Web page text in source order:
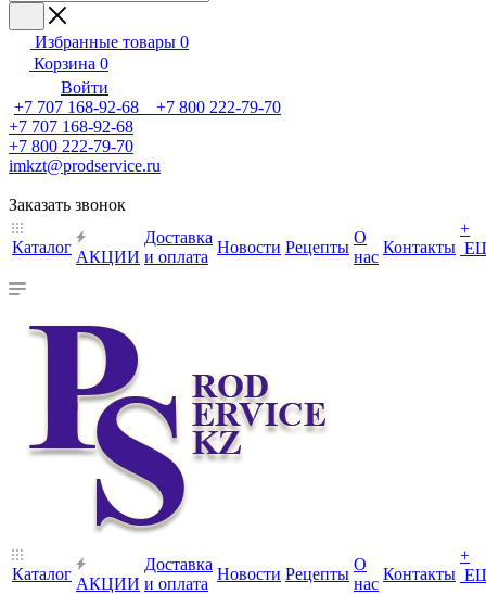
Избранные товары 0
Корзина 0
Войти
+7 707 168-92-68 +7 800 222-79-70
+7 707 168-92-68
+7 800 222-79-70
imkzt@prodservice.ru
Заказать звонок
Каталог
АКЦИИ
Доставка
и оплата
Новости Рецепты
О
нас
Контакты
+
Каталог
АКЦИИ
Доставка
и оплата
Новости Рецепты
О
нас
Контакты
+